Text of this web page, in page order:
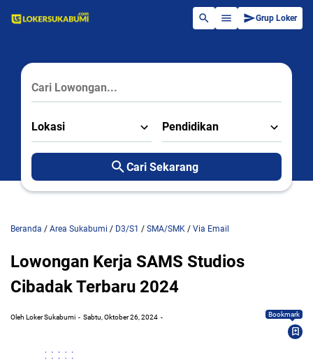
Grup Loker
Lokasi Pendidikan
Cari Sekarang
Beranda / Area Sukabumi / D3/S1 / SMA/SMK / Via Email
Lowongan Kerja SAMS Studios
Cibadak Terbaru 2024
Oleh Loker Sukabumi Sabtu, Oktober 26, 2024 Bookmark